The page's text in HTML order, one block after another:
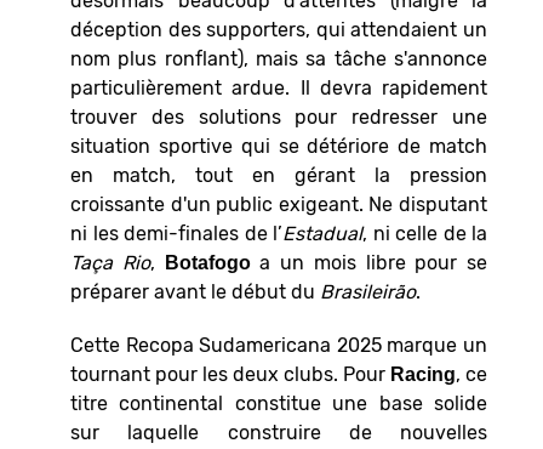
déception des supporters, qui attendaient un
nom plus ronflant), mais sa tâche s'annonce
particulièrement ardue. Il devra rapidement
trouver des solutions pour redresser une
situation sportive qui se détériore de match
en match, tout en gérant la pression
croissante d'un public exigeant. Ne disputant
ni les demi-finales de l’Estadual, ni celle de la
Taça Rio, Botafogoa un mois libre pour se
préparer avant le début du Brasileirão.
Cette Recopa Sudamericana 2025 marque un
tournant pour les deux clubs. Pour Racing, ce
titre continental constitue une base solide
sur laquelle construire de nouvelles